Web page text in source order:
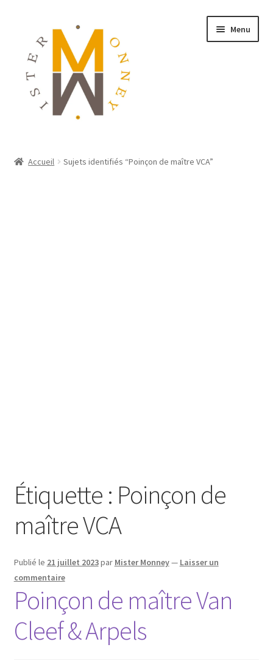
Menu
Accueil Sujets identifiés “Poinçon de maître VCA”
Étiquette : Poinçon de
maître VCA
Publié le 21 juillet 2023par Mister Monney— Laisser un
commentaire
Poinçon de maître Van
Cleef & Arpels